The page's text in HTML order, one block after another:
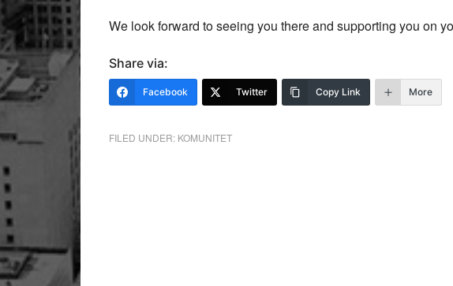
We look forward to seeing you there and supporting you on
Share via:
Facebook Twitter Copy Link More
FILED UNDER: KOMUNITET